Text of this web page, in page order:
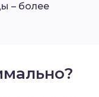
– более